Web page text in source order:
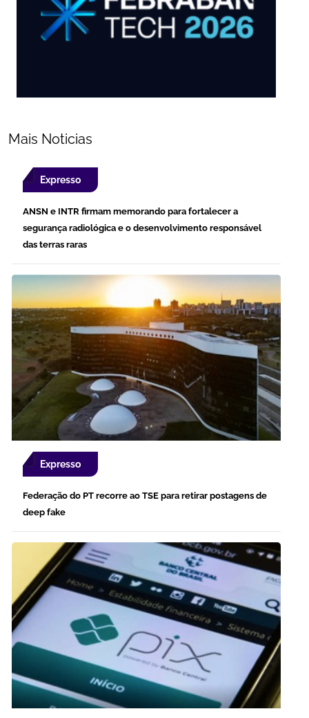
Mais Noticias
Expresso
ANSN e INTR firmam memorando para fortalecer a
segurança radiológica e o desenvolvimento responsável
das terras raras
Expresso
Federação do PT recorre ao TSE para retirar postagens de
deep fake